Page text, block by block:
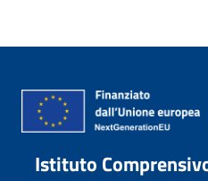
Istituto